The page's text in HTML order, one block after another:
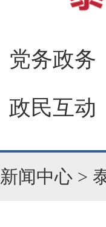
党务政务
政民互动
新闻中心 >